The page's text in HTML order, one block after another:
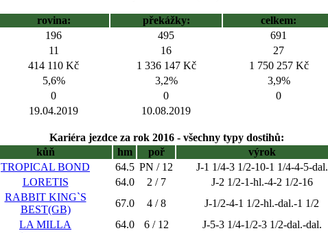
rovina: překážky:
celkem:
196 495
691
11 16
27
414 110 Kč 1 336 147 Kč
1 750 257 Kč
5,6% 3,2%
3,9%
0 0
0
19.04.2019 10.08.2019
Kariéra jezdce za rok 2016 - všechny typy dostihů:
kůň hm poř výrok
TROPICAL BOND 64.5 PN / 12 J-1 1/4-3 1/2-10-1 1/4-4-5-dal.
LORETIS 64.0 2 / 7 J-2 1/2-1-hl.-4-2 1/2-16
RABBIT KING`S
BEST(GB)
67.0 4 / 8 J-1/2-4-1 1/2-hl.-dal.-1 1/2
LA MILLA 64.0 6 / 12 J-5-3 1/4-1/2-3 1/2-dal.-dal.